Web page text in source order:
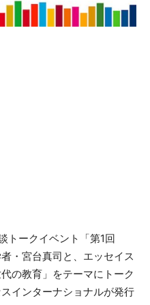
トークイベント「第1回
・宮台真司と、エッセイス
の教育」をテーマにトーク
インターナショナルが発行